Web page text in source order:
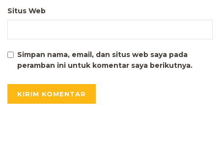
Situs Web
Simpan nama, email, dan situs web saya pada
peramban ini untuk komentar saya berikutnya.